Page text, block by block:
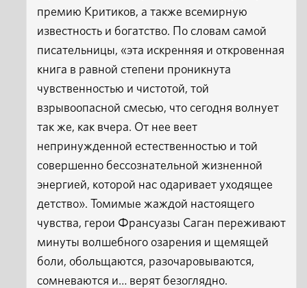
премию Критиков, а также всемирную
известность и богатство. По словам самой
писательницы, «эта искренняя и откровенная
книга в равной степени проникнута
чувственностью и чистотой, той
взрывоопасной смесью, что сегодня волнует
так же, как вчера. От нее веет
непринужденной естественностью и той
совершенно бессознательной жизненной
энергией, которой нас одаривает уходящее
детство». Томимые жаждой настоящего
чувства, герои Франсуазы Саган переживают
минуты волшебного озарения и щемящей
боли, обольщаются, разочаровываются,
сомневаются и… верят безоглядно.